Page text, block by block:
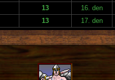
13
16. den
13 17. den